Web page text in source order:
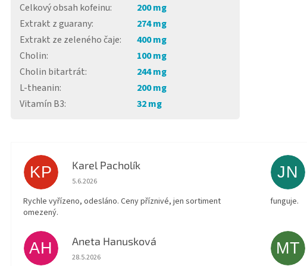
Celkový obsah kofeinu:
200 mg
Extrakt z guarany:
274 mg
Extrakt ze zeleného čaje:
400 mg
Cholin:
100 mg
Cholin bitartrát:
244 mg
L-theanin:
200 mg
Vitamín B3: 32 mg
KP Karel Pacholík
Hodnocení obchodu je 4 z 5 hvězdiček.
5.6.2026
Rychle vyřízeno, odesláno. Ceny příznivé, jen sortiment
omezený.
JN
funguje.
AH Aneta Hanusková
Hodnocení obchodu je 5 z 5 hvězdiček.
28.5.2026
MT